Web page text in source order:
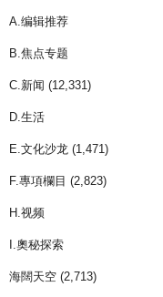
A.编辑推荐
B.焦点专题
C.新闻 (12,331)
D.生活
E.文化沙龙 (1,471)
F.專項欄目 (2,823)
H.视频
I.奧秘探索
海闊天空 (2,713)